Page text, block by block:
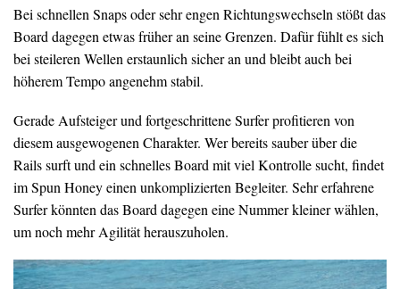
Bei schnellen Snaps oder sehr engen Richtungswechseln stößt das
Board dagegen etwas früher an seine Grenzen. Dafür fühlt es sich
bei steileren Wellen erstaunlich sicher an und bleibt auch bei
höherem Tempo angenehm stabil.
Gerade Aufsteiger und fortgeschrittene Surfer profitieren von
diesem ausgewogenen Charakter. Wer bereits sauber über die
Rails surft und ein schnelles Board mit viel Kontrolle sucht, findet
im Spun Honey einen unkomplizierten Begleiter. Sehr erfahrene
Surfer könnten das Board dagegen eine Nummer kleiner wählen,
um noch mehr Agilität herauszuholen.